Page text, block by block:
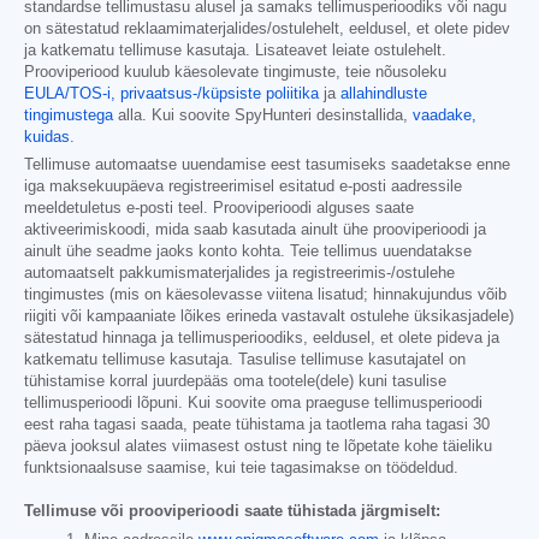
standardse tellimustasu alusel ja samaks tellimusperioodiks või nagu
on sätestatud reklaamimaterjalides/ostulehelt, eeldusel, et olete pidev
ja katkematu tellimuse kasutaja. Lisateavet leiate ostulehelt.
Prooviperiood kuulub käesolevate tingimuste, teie nõusoleku
EULA/TOS-i,
privaatsus-/küpsiste poliitika ja allahindluste
tingimustega alla. Kui soovite SpyHunteri desinstallida, vaadake,
kuidas
Tellimuse automaatse uuendamise eest tasumiseks saadetakse enne
iga maksekuupäeva registreerimisel esitatud e-posti aadressile
meeldetuletus e-posti teel. Prooviperioodi alguses saate
aktiveerimiskoodi, mida saab kasutada ainult ühe prooviperioodi ja
ainult ühe seadme jaoks konto kohta. Teie tellimus uuendatakse
automaatselt pakkumismaterjalides ja registreerimis-/ostulehe
tingimustes (mis on käesolevasse viitena lisatud; hinnakujundus võib
riigiti või kampaaniate lõikes erineda vastavalt ostulehe üksikasjadele)
sätestatud hinnaga ja tellimusperioodiks, eeldusel, et olete pideva ja
katkematu tellimuse kasutaja. Tasulise tellimuse kasutajatel on
tühistamise korral juurdepääs oma tootele(dele) kuni tasulise
tellimusperioodi lõpuni. Kui soovite oma praeguse tellimusperioodi
eest raha tagasi saada, peate tühistama ja taotlema raha tagasi 30
päeva jooksul alates viimasest ostust ning te lõpetate kohe täieliku
funktsionaalsuse saamise, kui teie tagasimakse on töödeldud.
Tellimuse või prooviperioodi saate tühistada järgmiselt: